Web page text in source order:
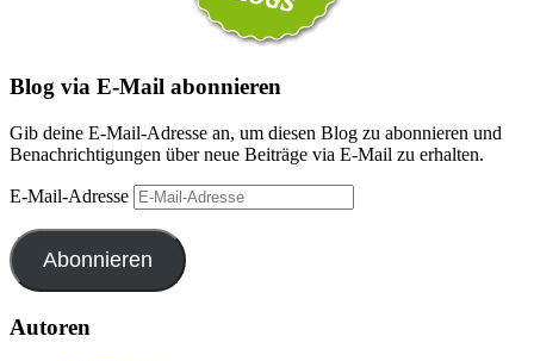
Blog via E-Mail abonnieren
Gib deine E-Mail-Adresse an, um diesen Blog zu abonnieren und
Benachrichtigungen über neue Beiträge via E-Mail zu erhalten.
E-Mail-Adresse
Abonnieren
Autoren